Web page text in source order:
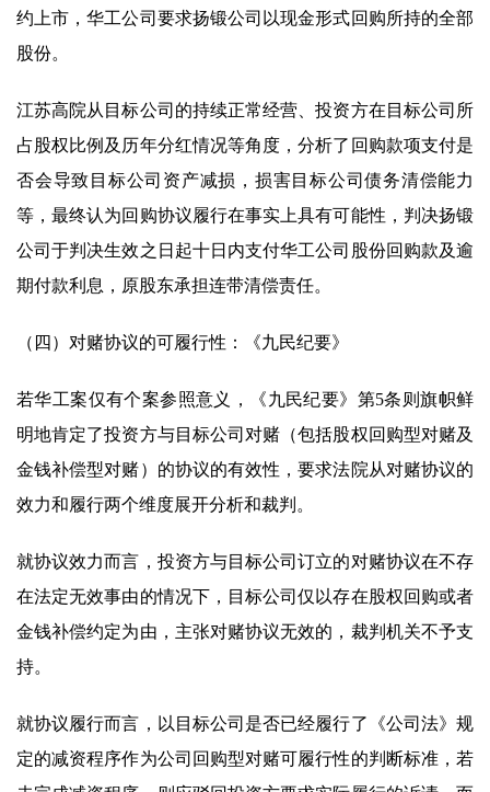
约上市，华工公司要求扬锻公司以现金形式回购所持的全部
股份。
江苏高院从目标公司的持续正常经营、投资方在目标公司所
占股权比例及历年分红情况等角度，分析了回购款项支付是
否会导致目标公司资产减损，损害目标公司债务清偿能力
等，最终认为回购协议履行在事实上具有可能性，判决扬锻
公司于判决生效之日起十日内支付华工公司股份回购款及逾
期付款利息，原股东承担连带清偿责任。
（四）对赌协议的可履行性：《九民纪要》
若华工案仅有个案参照意义，《九民纪要》第5条则旗帜鲜
明地肯定了投资方与目标公司对赌（包括股权回购型对赌及
金钱补偿型对赌）的协议的有效性，要求法院从对赌协议的
效力和履行两个维度展开分析和裁判。
就协议效力而言，投资方与目标公司订立的对赌协议在不存
在法定无效事由的情况下，目标公司仅以存在股权回购或者
金钱补偿约定为由，主张对赌协议无效的，裁判机关不予支
持。
就协议履行而言，以目标公司是否已经履行了《公司法》规
定的减资程序作为公司回购型对赌可履行性的判断标准，若